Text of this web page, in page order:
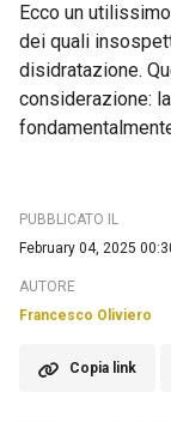
Ecco un
dei quali
disidratazione.
considerazione:
PUBBLICATO IL
February 04, 2025
AUTORE
Francesco Oliviero
Copia link